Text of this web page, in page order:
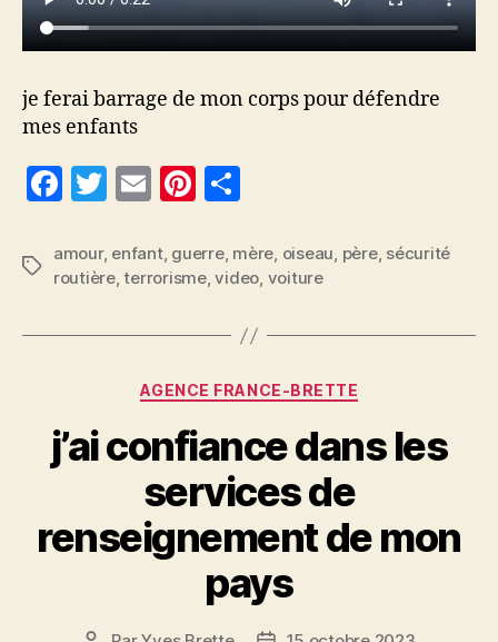
je ferai barrage de mon corps pour défendre
mes enfants
F
c
e
b
k
T
itt
er
E
ai
l
Pi
er
es
t
rt
a
g
Étiquettes
amour, enfant, guerre, mère, oiseau, père, sécurité
routière,terrorisme,video, voiture
Catégories
AGENCE FRANCE-BRETTE
j’ai confiance dans les
services de
renseignement de mon
pays